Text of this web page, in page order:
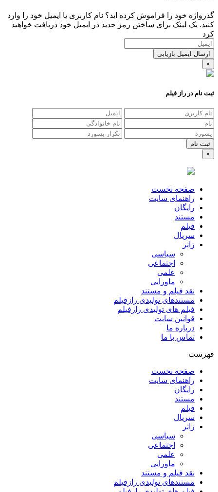
گذرواژه خود را فراموش کرده اید؟ نام کاربری یا ایمیل خود را وارد
کنید. یک لینک برای ساختن رمز جدید در ایمیل خود دریافت خواهید
کرد
ارسال ایمیل بازیابی
×
ثبت نام در راز فیلم
×
صفحه نخست
راهنمای سایت
رایگان
مستند
فیلم
سریال
ژانر
سیاسی
اجتماعی
علمی
ماورایی
نقد فیلم و مستند
مستندهای تولیدی رازفیلم
فیلم های تولیدی رازفیلم
قوانین سایت
درباره ما
تماس با ما
فهرست
صفحه نخست
راهنمای سایت
رایگان
مستند
فیلم
سریال
ژانر
سیاسی
اجتماعی
علمی
ماورایی
نقد فیلم و مستند
مستندهای تولیدی رازفیلم